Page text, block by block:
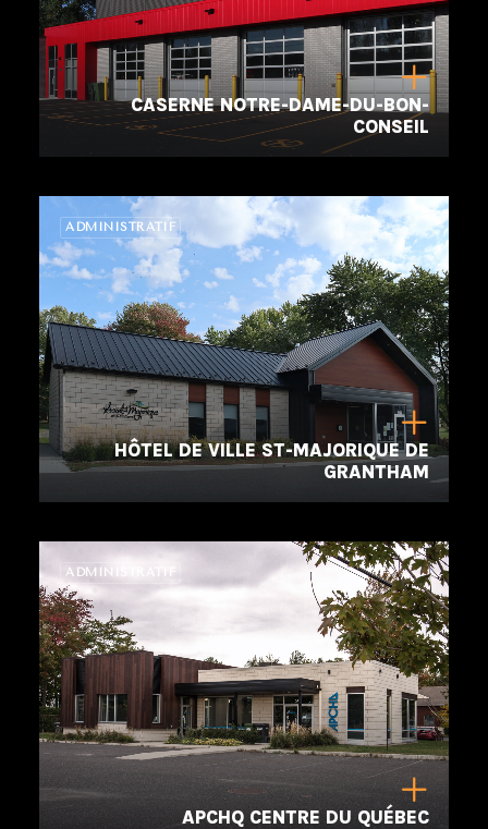
CASERNE NOTRE-DAME-DU-BON-
CONSEIL
ADMINISTRATIF
HÔTEL DE VILLE ST-MAJORIQUE DE
GRANTHAM
ADMINISTRATIF
APCHQ CENTRE DU QUÉBEC